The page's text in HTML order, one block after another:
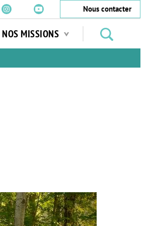
Nous contacter
NOS MISSIONS
jardins